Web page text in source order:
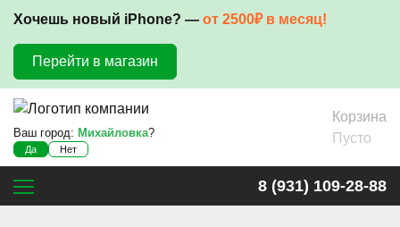
Хочешь новый iPhone? — от 2500₽ в месяц!
Перейти в магазин
Ваш город: Михайловка?
Да Нет
Корзина
Пусто
8 (931) 109-28-88